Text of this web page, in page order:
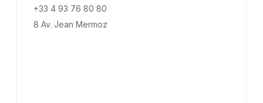
+33 4 93 76 80 80
8 Av. Jean Mermoz